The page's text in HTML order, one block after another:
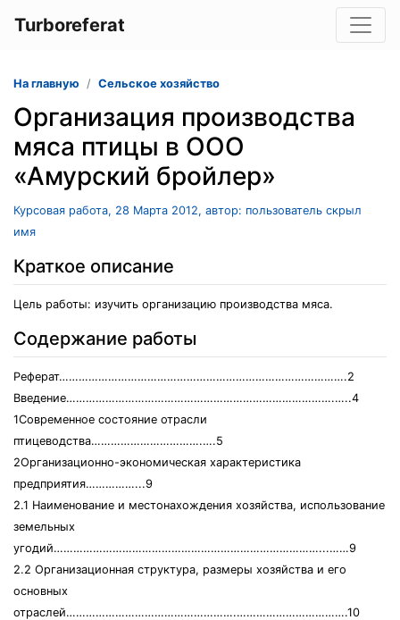
Turboreferat
На главную Сельское хозяйство
Организация производства
мяса птицы в ООО
«Амурский бройлер»
Курсовая работа, 28 Марта 2012, автор: пользователь скрыл
имя
Краткое описание
Цель работы: изучить организацию производства мяса.
Содержание работы
Реферат…………………………………………………………………………….2
Введение……………………………………………………………………….…..4
1Современное состояние отрасли
птицеводства…………………………….….5
2Организационно-экономическая характеристика
предприятия……………...9
2.1 Наименование и местонахождения хозяйства, использование
земельных
угодий………………………………………………………………………...……9
2.2 Организационная структура, размеры хозяйства и его
основных
отраслей…………………………………………….…………………………….10